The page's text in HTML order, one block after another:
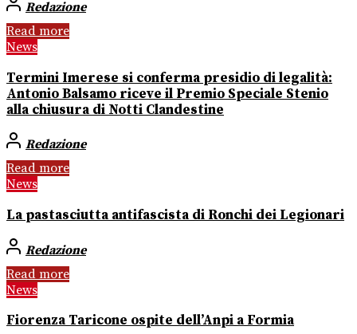
Redazione
Read more
News
Termini Imerese si conferma presidio di legalità:
Antonio Balsamo riceve il Premio Speciale Stenio
alla chiusura di Notti Clandestine
Redazione
Read more
News
La pastasciutta antifascista di Ronchi dei Legionari
Redazione
Read more
News
Fiorenza Taricone ospite dell’Anpi a Formia